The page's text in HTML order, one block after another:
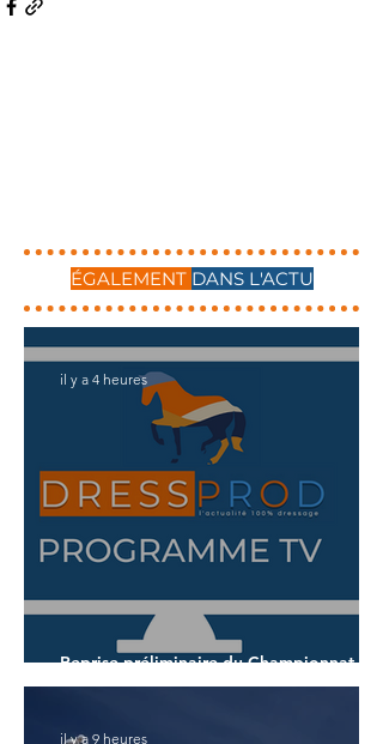
ÉGALEMENT DANS L'ACTU
Reprise préliminaire du Championnat du
Monde des 7 ans
il y a 4 heures
il y a 9 heures